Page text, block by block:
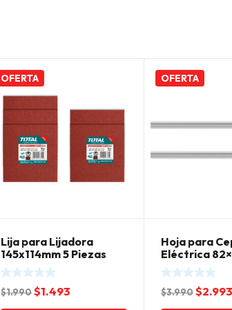
OFERTA
Lija para Lijadora
145x114mm 5 Piezas
Total
$1.990El
$1.493
OFERTA
Hoja para
Eléctrica
hss Total
$3.990El
$2.993